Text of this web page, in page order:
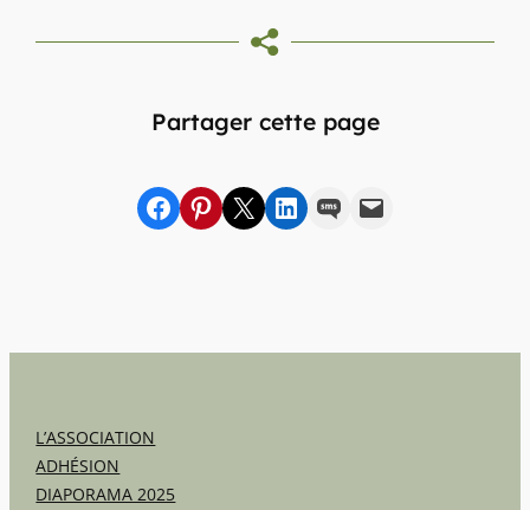
Partager cette page
Partager sur Facebook
sur Pinterest
sur X sur LinkedIn
par SMSpar e-mail
L’ASSOCIATION
ADHÉSION
DIAPORAMA 2025